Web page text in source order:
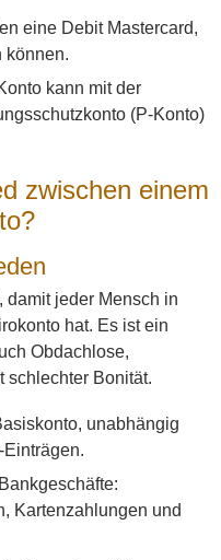
eine Debit Mastercard,
können.
kann mit der
(P-Konto)
zwischen einem
damit jeder Mensch in
hat. Es ist ein
Obdachlose,
schlechter Bonität.
unabhängig
Kartenzahlungen und